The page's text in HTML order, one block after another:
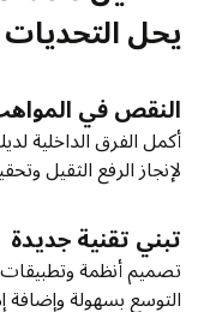
يحل التحديات
النقص في
أكمل الفرق الداخلية
لإنجاز الرفع الثقيل
تبني تقنية جديدة
تصميم أنظمة وتطبيقات
التوسع بسهولة وإضافة